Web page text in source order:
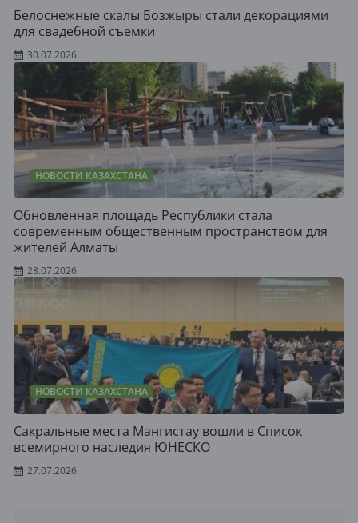
Белоснежные скалы Бозжыры стали декорациями
для свадебной съемки
30.07.2026
НОВОСТИ КАЗАХСТАНА
Обновленная площадь Республики стала
современным общественным пространством для
жителей Алматы
28.07.2026
НОВОСТИ КАЗАХСТАНА
Сакральные места Мангистау вошли в Список
всемирного наследия ЮНЕСКО
27.07.2026